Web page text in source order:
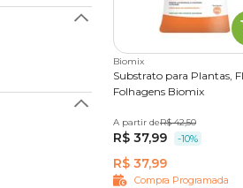
Biomix
Substrato para Plantas,
Folhagens Biomix
2 kg 5 kg 20 kg
A partir deR$ 42,50
R$ 37,99 -10%
R$ 37,99
Compra Programada